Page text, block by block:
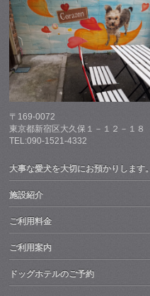
〒169-0072
東京都新宿区大久保１－１２－１８
TEL:090-1521-4332
大事な愛犬を大切にお預かりします。
施設紹介
ご利用料金
ご利用案内
ドッグホテルのご予約